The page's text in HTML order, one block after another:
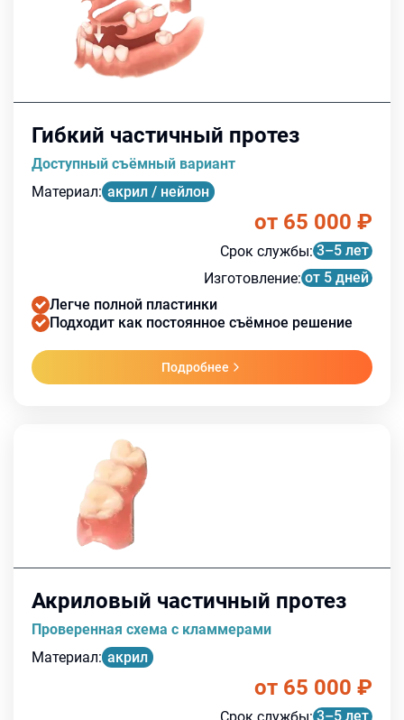
Гибкий частичный протез
Доступный съёмный вариант
Материал: акрил / нейлон
от 65 000 ₽
Срок службы: 3–5 лет
Изготовление: от 5 дней
Легче полной пластинки
Подходит как постоянное съёмное решение
Подробнее
Акриловый частичный протез
Проверенная схема с кламмерами
Материал: акрил
от 65 000 ₽
Срок службы: 3–5 лет